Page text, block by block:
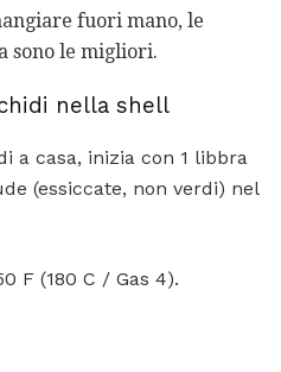
fuori mano, le
sono le migliori.
nella shell
a casa, inizia con 1 libbra
(essiccate, non verdi) nel
F (180 C / Gas 4).